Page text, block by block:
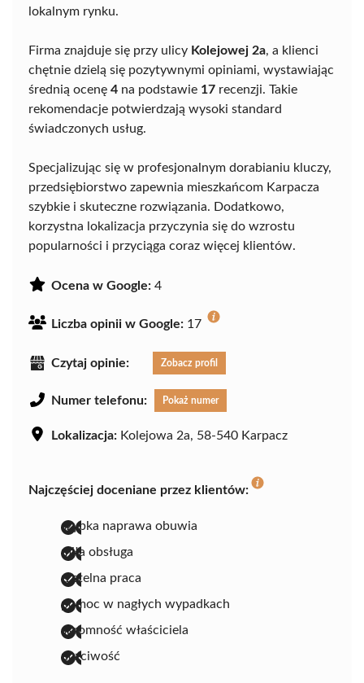
lokalnym rynku.
Firma znajduje się przy ulicy Kolejowej 2a, a klienci
chętnie dzielą się pozytywnymi opiniami, wystawiając
średnią ocenę 4 na podstawie 17 recenzji. Takie
rekomendacje potwierdzają wysoki standard
świadczonych usług.
Specjalizując się w profesjonalnym dorabianiu kluczy,
przedsiębiorstwo zapewnia mieszkańcom Karpacza
szybkie i skuteczne rozwiązania. Dodatkowo,
korzystna lokalizacja przyczynia się do wzrostu
popularności i przyciąga coraz więcej klientów.
Ocena w Google: 4
Liczba opinii w Google: 17
Czytaj opinie: Zobacz profil
Numer telefonu: Pokaż numer
Lokalizacja: Kolejowa 2a, 58-540 Karpacz
Najczęściej doceniane przez klientów:
szybka naprawa obuwia
miła obsługa
rzetelna praca
pomoc w nagłych wypadkach
skromność właściciela
uczciwość